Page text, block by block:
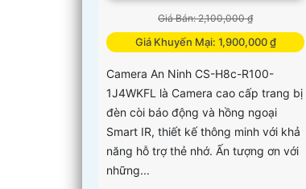
Giá Bán: 2,100,000 ₫
Giá Khuyến Mại: 1,900,000 ₫
Camera An Ninh CS-H8c-R100-
1J4WKFL là Camera cao cấp trang bị
đèn còi báo động và hồng ngoại
Smart IR, thiết kế thông minh với khả
năng hỗ trợ thẻ nhớ. Ấn tượng ơn với
những...